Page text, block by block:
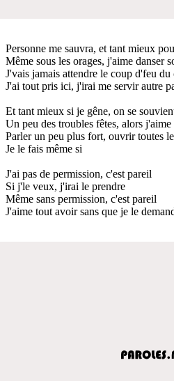
Personne me sauvra, et tant mieux
Même sous les orages, j'aime danser
J'vais jamais attendre le coup d'feu du
J'ai tout pris ici, j'irai me servir autre
Et tant mieux si je gêne, on se
Un peu des troubles fêtes, alors j'aime
Parler un peu plus fort, ouvrir toutes
Je le fais même si
J'ai pas de permission, c'est pareil
Si j'le veux, j'irai le prendre
Même sans permission, c'est pareil
J'aime tout avoir sans que je le